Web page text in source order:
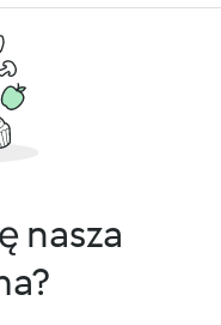
nasza